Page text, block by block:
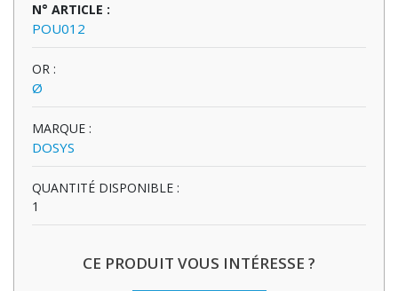
N° ARTICLE :
POU012
OR :
Ø
MARQUE :
DOSYS
QUANTITÉ DISPONIBLE :
1
CE PRODUIT VOUS INTÉRESSE ?